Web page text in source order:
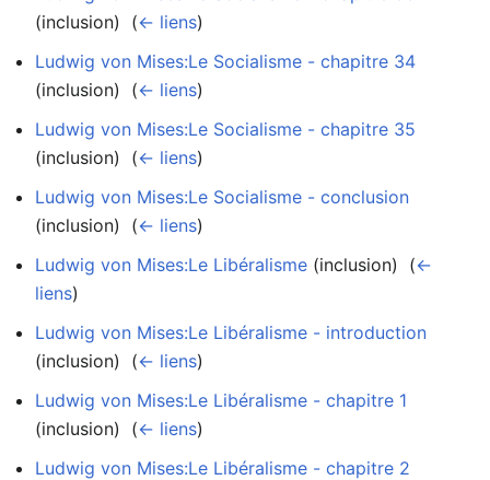
(inclusion) ‎ (← liens)
Ludwig von Mises:Le Socialisme - chapitre 34
(inclusion) ‎ (← liens)
Ludwig von Mises:Le Socialisme - chapitre 35
(inclusion) ‎ (← liens)
Ludwig von Mises:Le Socialisme - conclusion
(inclusion) ‎ (← liens)
Ludwig von Mises:Le Libéralisme (inclusion) ‎ (←
liens)
Ludwig von Mises:Le Libéralisme - introduction
(inclusion) ‎ (← liens)
Ludwig von Mises:Le Libéralisme - chapitre 1
(inclusion) ‎ (← liens)
Ludwig von Mises:Le Libéralisme - chapitre 2